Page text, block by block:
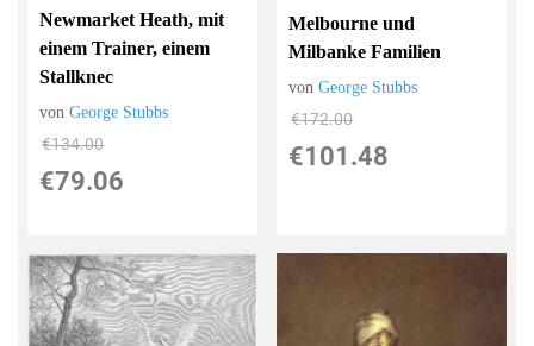
Newmarket Heath, mit
einem Trainer, einem
Stallknec
vonGeorge Stubbs
€134.00
€79.06
Melbourne und
Milbanke Familien
vonGeorge Stubbs
€172.00
€101.48